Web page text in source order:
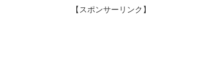
【スポンサーリンク】